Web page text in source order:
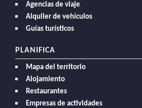
Agencias de viaje
Alquiler de vehículos
Guías turísticos
PLANIFICA
Mapa del territorio
Alojamiento
Restaurantes
Empresas de actividades